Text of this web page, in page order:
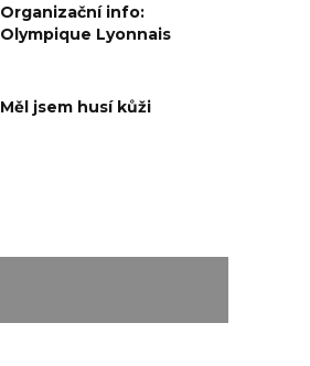
Organizační info:
Olympique Lyonnais
Měl jsem husí kůži